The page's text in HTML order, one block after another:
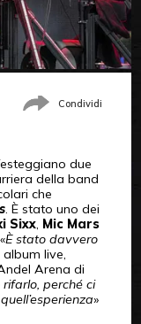
Condividi
due
della band
che
. È stato uno dei
Sixx, Mic Mars
È stato davvero
album live,
Arena di
perché ci
»